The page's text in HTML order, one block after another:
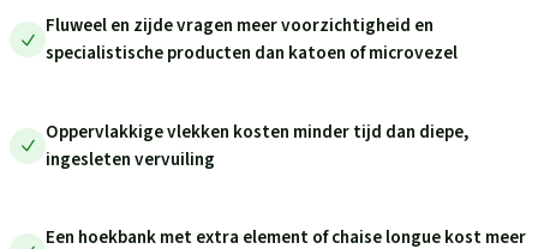
Fluweel en zijde vragen meer voorzichtigheid en
specialistische producten dan katoen of microvezel
Oppervlakkige vlekken kosten minder tijd dan diepe,
ingesleten vervuiling
Een hoekbank met extra element of chaise longue kost meer